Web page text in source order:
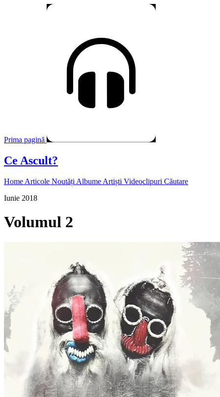
Prima pagină
Ce Ascult?
Home Articole Noutăți Albume Artiști Videoclipuri Căutare
Iunie 2018
Volumul 2
Vezi pagina artistului